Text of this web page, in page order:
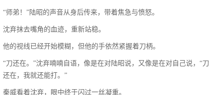
“师弟！”陆昭的声音从身后传来，带着焦急与愤怒。
沈弃抹去嘴角的血迹，重新站稳。
他的视线已经开始模糊，但他的手依然紧握着刀柄。
“刀还在。”沈弃喃喃自语，像是在对陆昭说，又像是在对自己说，“刀
还在，我就还能打。”
秦威看着沈弃，眼中终于闪过一丝凝重。